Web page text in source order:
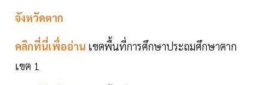
จังหวัดตาก
คลิกที่นี่เพื่ออ่าน เขตพื้นที่การศึกษาประถมศึกษาตาก
เขต 1